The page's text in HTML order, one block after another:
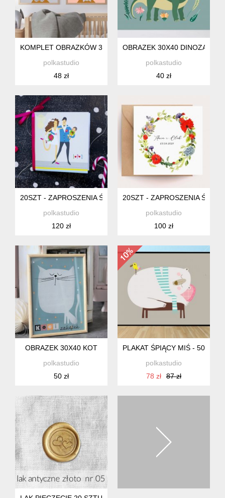
KOMPLET OBRAZKÓW 30X40 PASTELOWE ZWIERZAKI
polkastudio
48 zł
OBRAZEK 30X40 DINOZAUR
polkastudio
40 zł
20SZT - ZAPROSZENIA ŚLUBNE LUB CHRZEST - Z
polkastudio
120 zł
20SZT - ZAPROSZENIA
polkastudio
100 zł
OBRAZEK 30X40 KOT
polkastudio
50 zł
PLAKAT ŚPIĄCY MIŚ -
polkastudio
78 zł
87 zł